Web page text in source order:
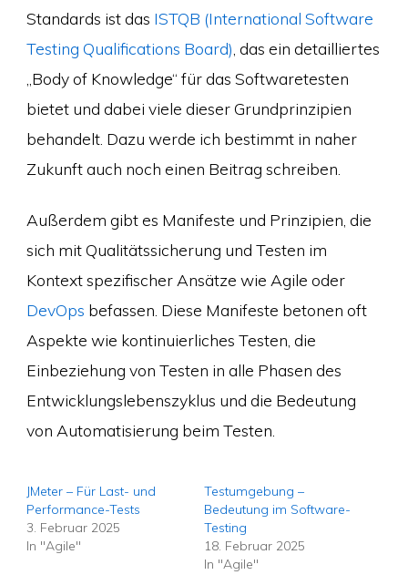
Standards ist das ISTQB (International Software
Testing Qualifications Board), das ein detailliertes
„Body of Knowledge“ für das Softwaretesten
bietet und dabei viele dieser Grundprinzipien
behandelt. Dazu werde ich bestimmt in naher
Zukunft auch noch einen Beitrag schreiben.
Außerdem gibt es Manifeste und Prinzipien, die
sich mit Qualitätssicherung und Testen im
Kontext spezifischer Ansätze wie Agile oder
DevOps befassen. Diese Manifeste betonen oft
Aspekte wie kontinuierliches Testen, die
Einbeziehung von Testen in alle Phasen des
Entwicklungslebenszyklus und die Bedeutung
von Automatisierung beim Testen.
JMeter – Für Last- und
Performance-Tests
3. Februar 2025
In "Agile"
Testumgebung –
Bedeutung im Software-
Testing
18. Februar 2025
In "Agile"